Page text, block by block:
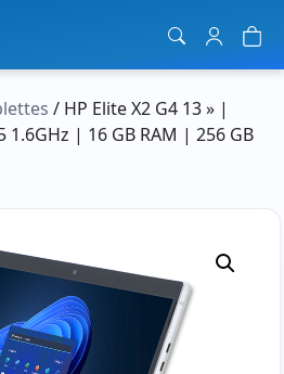
/ HP Elite X2 G4 13 » |
| 16 GB RAM | 256 GB